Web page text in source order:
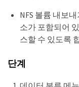
NFS 볼륨 내보
소가 포함되어
스할 수 있도록
단계